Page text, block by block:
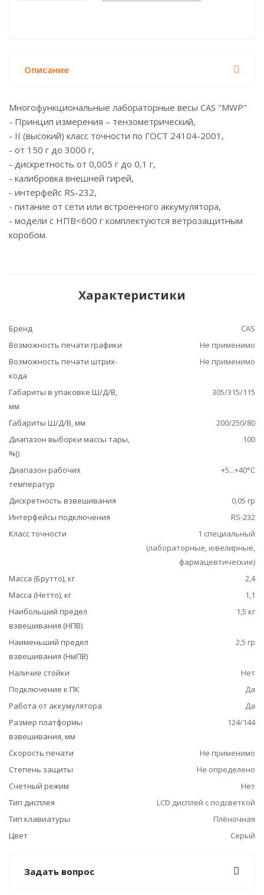
Описание
Многофункциональные лабораторные весы CAS "MWP"
- Принцип измерения – тензометрический,
- II (высокий) класс точности по ГОСТ 24104-2001,
- от 150 г до 3000 г,
- дискретность от 0,005 г до 0,1 г,
- калибровка внешней гирей,
- интерфейс RS-232,
- питание от сети или встроенного аккумулятора,
- модели с НПВ<600 г комплектуются ветрозащитным
коробом.
Характеристики
Бренд
CAS
Возможность печати графики
Не применимо
Возможность печати штрих-
кода
Не применимо
Габариты в упаковке Ш/Д/В,
мм
305/315/115
Габариты Ш/Д/В, мм
200/250/80
Диапазон выборки массы тары,
%()
100
Диапазон рабочих
температур
+5...+40°С
Дискретность взвешивания
0,05 гр
Интерфейсы подключения
RS-232
Класс точности
1 специальный
(лабораторные, ювелирные,
фармацевтические)
Масса (Брутто), кг
2,4
Масса (Нетто), кг
1,1
Наибольший предел
взвешивания (НПВ)
1,5 кг
Наименьший предел
взвешивания (НмПВ)
2,5 гр
Наличие стойки
Нет
Подключение к ПК
Да
Работа от аккумулятора
Да
Размер платформы
взвешивания, мм
124/144
Скорость печати
Не применимо
Степень защиты
Не определено
Счетный режим
Нет
Тип дисплея
LCD дисплей с подсветкой
Тип клавиатуры
Плёночная
Цвет
Серый
Задать вопрос